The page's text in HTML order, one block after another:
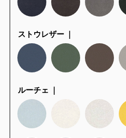
ストウレザー ｜
ルーチェ ｜